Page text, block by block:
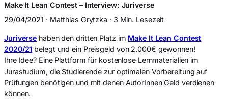
Make It Lean Contest – Interview: Juriverse
29/04/2021 · Matthias Grytzka · 3 Min. Lesezeit
Juriverse haben den dritten Platz im Make It Lean Contest
2020/21 belegt und ein Preisgeld von 2.000€ gewonnen!
Ihre Idee? Eine Plattform für kostenlose Lernmaterialien im
Jurastudium, die Studierende zur optimalen Vorbereitung auf
Prüfungen benötigen und mit denen AutorInnen Geld verdienen
können.